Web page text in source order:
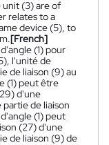
(3) are of
relates to a
device (5), to
[French]
(1) pour
l'unité de
de liaison (9) au
(1) peut être
d'une
de liaison
(1) peut
(27) d'une
de liaison (9) de